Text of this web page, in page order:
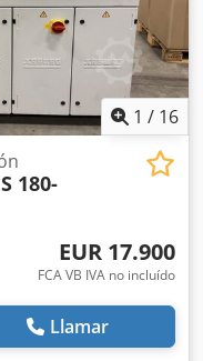
1 / 16
180-
EUR 17.900
FCA VB IVA no incluído
Llamar